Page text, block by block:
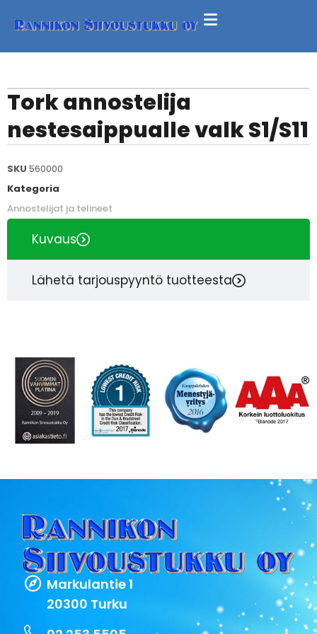
Tork annostelija
nestesaippualle valk S1/S11
SKU 560000
Kategoria
Annostelijat ja telineet
Kuvaus
Lähetä tarjouspyyntö tuotteesta
Markulantie 1
20300 Turku